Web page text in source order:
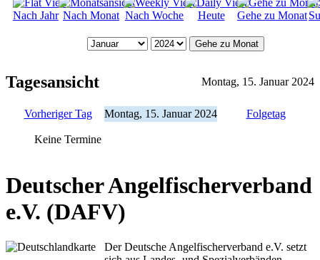
Nach Jahr Nach Monat Nach Woche Heute Gehe zu Monat
Gehe zu Monat
Tagesansicht Montag, 15. Januar 2024
Vorheriger Tag Montag, 15. Januar 2024 Folgetag
Keine Termine
Deutscher Angelfischerverband
e.V. (DAFV)
Der Deutsche Angelfischerverband e.V. setzt